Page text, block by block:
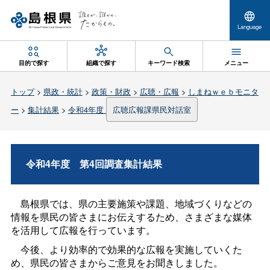
Language
目的で探す 組織で探す キーワード検索 メニュー
トップ> 県政・統計> 政策・財政 > 広聴・広報 > しまねｗｅｂモニタ
ー > 集計結果> 令和4年度 広聴広報課県民対話室
令和4年度 第4回調査集計結果
島根県では、県の主要施策や課題、地域づくりなどの
情報を県民の皆さまにお伝えするため、さまざまな媒体
を活用して広報を行っています。
今後、より効率的で効果的な広報を実施していくた
め、県民の皆さまからご意見をお聞きしました。